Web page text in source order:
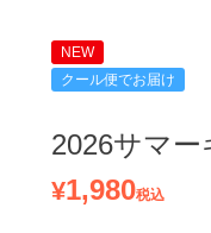
NEW
クール便でお届け
2026サマー
¥1,980税込